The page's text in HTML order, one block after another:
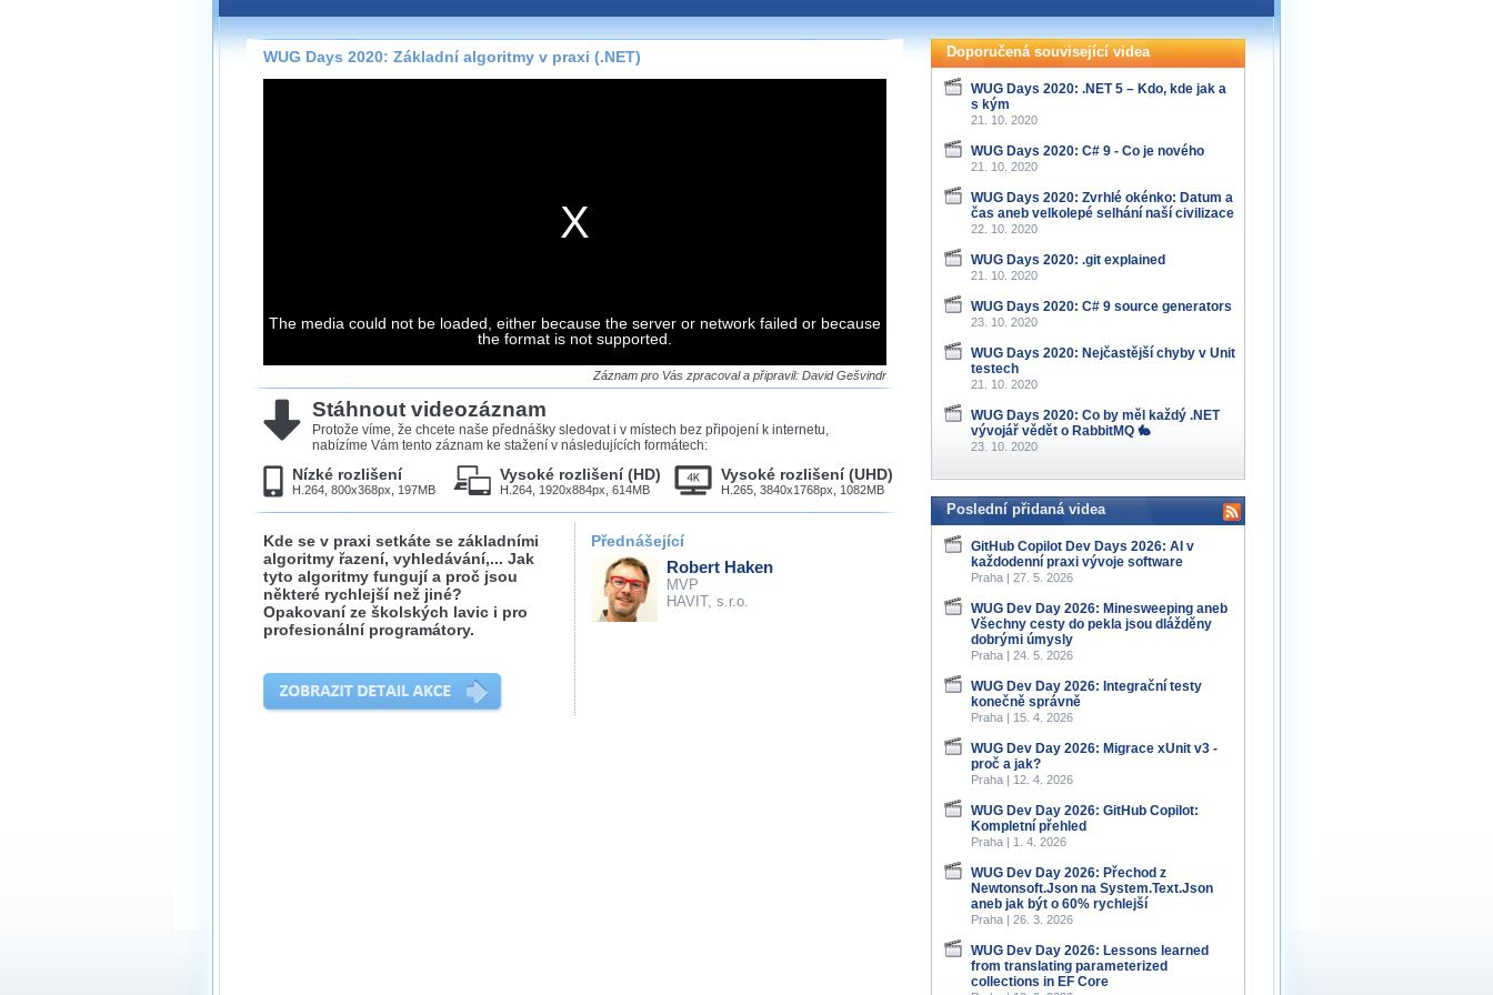
Záznamy na našem webu můžete pohodlně sledovat
přímo na stránce s využitím našehoHTML 5nebo
Silverlightpřehrávače.
neumožňuje, proto umožňujeme stahování vybraných
Velmi staré záznamy máme historicky uložené
ve formátu, který není vhodný pro stahování,
proto je ke stažení nenabízíme.
WUG Days 2020: Základní algoritmy v praxi (.NET)
The media could not be loaded, either because the server or network failed or because
the format is not supported.
Záznam pro Vás zpracoval a připravil: David Gešvindr
Stáhnout videozáznam
Protože víme, že chcete naše přednášky sledovat i v místech bez připojení k internetu,
nabízíme Vám tento záznam ke stažení v následujících formátech:
Nízké rozlišení
H.264, 800x368px, 197MB
Vysoké rozlišení (HD)
H.264, 1920x884px, 614MB
Vysoké rozlišení (UHD)
H.265, 3840x1768px, 1082MB
Kde se v praxi setkáte se základními
algoritmy řazení, vyhledávání,... Jak
tyto algoritmy fungují a proč jsou
některé rychlejší než jiné?
Opakovaní ze školských lavic i pro
profesionální programátory.
Přednášející
Robert Haken
MVP
HAVIT, s.r.o.
Doporučená související videa
WUG Days 2020: .NET 5 – Kdo, kde jak a
s kým
21. 10. 2020
WUG Days 2020: C# 9 - Co je nového
21. 10. 2020
WUG Days 2020: Zvrhlé okénko: Datum a
čas aneb velkolepé selhání naší civilizace
22. 10. 2020
WUG Days 2020: .git explained
21. 10. 2020
WUG Days 2020: C# 9 source generators
23. 10. 2020
WUG Days 2020: Nejčastější chyby v Unit
testech
21. 10. 2020
WUG Days 2020: Co by měl každý .NET
vývojář vědět o RabbitMQ 🐇
23. 10. 2020
Poslední přidaná videa
GitHub Copilot Dev Days 2026: AI v
každodenní praxi vývoje software
Praha | 27. 5. 2026
WUG Dev Day 2026: Minesweeping aneb
Všechny cesty do pekla jsou dlážděny
dobrými úmysly
Praha | 24. 5. 2026
WUG Dev Day 2026: Integrační testy
konečně správně
Praha | 15. 4. 2026
WUG Dev Day 2026: Migrace xUnit v3 -
proč a jak?
Praha | 12. 4. 2026
WUG Dev Day 2026: GitHub Copilot:
Kompletní přehled
Praha | 1. 4. 2026
WUG Dev Day 2026: Přechod z
Newtonsoft.Json na System.Text.Json
aneb jak být o 60% rychlejší
Praha | 26. 3. 2026
WUG Dev Day 2026: Lessons learned
from translating parameterized
collections in EF Core